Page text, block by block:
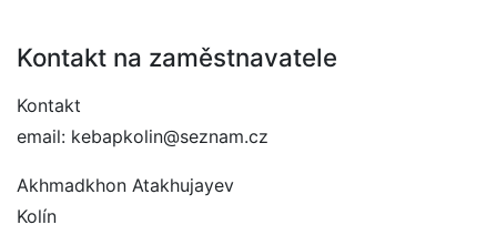
Kontakt na zaměstnavatele
Kontakt
email: kebapkolin@seznam.cz
Akhmadkhon Atakhujayev
Kolín